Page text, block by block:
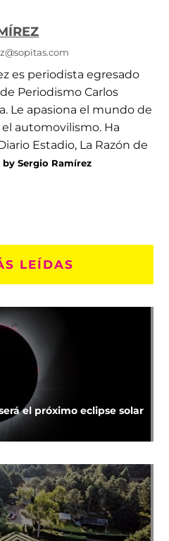
es periodista egresado
Periodismo Carlos
Le apasiona el mundo de
el automovilismo. Ha
Estadio, La Razón de
by Sergio Ramírez
LEÍDAS
el próximo eclipse solar